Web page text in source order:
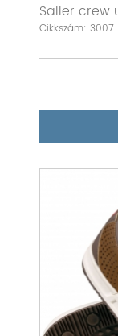
Saller crew
Cikkszám: 3007